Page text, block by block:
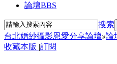
論壇BBS
搜索
台北婚紗攝影恩愛分享論壇»論
收藏本版 |訂閱